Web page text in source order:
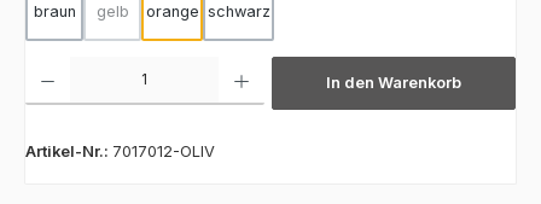
braun gelb
(Diese Option ist zurzeit nicht verfügbar.)
orange schwarz
In den Warenkorb
Artikel-Nr.: 7017012-OLIV